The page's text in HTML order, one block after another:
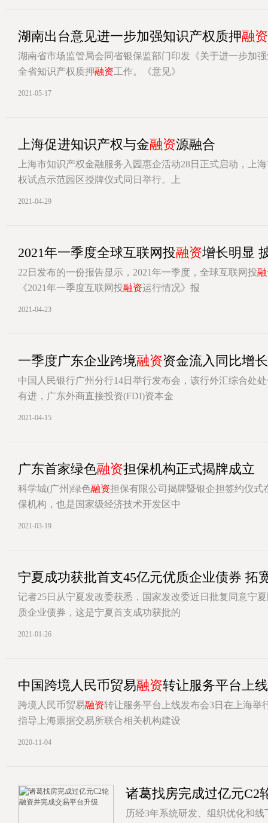
湖南出台意见进一步加强知识产权质押融资
湖南省市场监管局会同省银保监部门印发《关于进一步加
全省知识产权质押融资工作。《意见》
2021-05-17
上海促进知识产权与金融资源融合
上海市知识产权金融服务入园惠企活动28日正式启动，上
权试点示范园区授牌仪式同日举行。上
2021-04-29
2021年一季度全球互联网投融资增长明显
22日发布的一份报告显示，2021年一季度，全球互联网投
《2021年一季度互联网投融资运行情况》报
2021-04-23
一季度广东企业跨境融资资金流入同比增
中国人民银行广州分行14日举行发布会，该行外汇综合处
有进，广东外商直接投资(FDI)资本金
2021-04-15
广东首家绿色融资担保机构正式揭牌成立
科学城(广州)绿色融资担保有限公司揭牌暨银企担签约仪
保机构，也是国家级经济技术开发区中
2021-03-19
宁夏成功获批首支45亿元优质企业债券 拓
记者25日从宁夏发改委获悉，国家发改委近日批复同意宁
质企业债券，这是宁夏首支成功获批的
2021-01-26
中国跨境人民币贸易融资转让服务平台上线
跨境人民币贸易融资转让服务平台上线发布会3日在上海举
指导上海票据交易所联合相关机构建设
2020-11-04
诸葛找房完成过亿元C2
历经3年系统研发、组织优化和